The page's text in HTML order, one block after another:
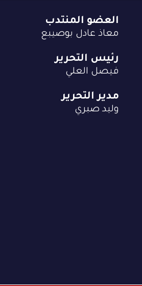
العضو المنتدب
معاذ عادل بوصيبع
رئيس التحرير
فيصل العلي
مدير التحرير
وليد صبري